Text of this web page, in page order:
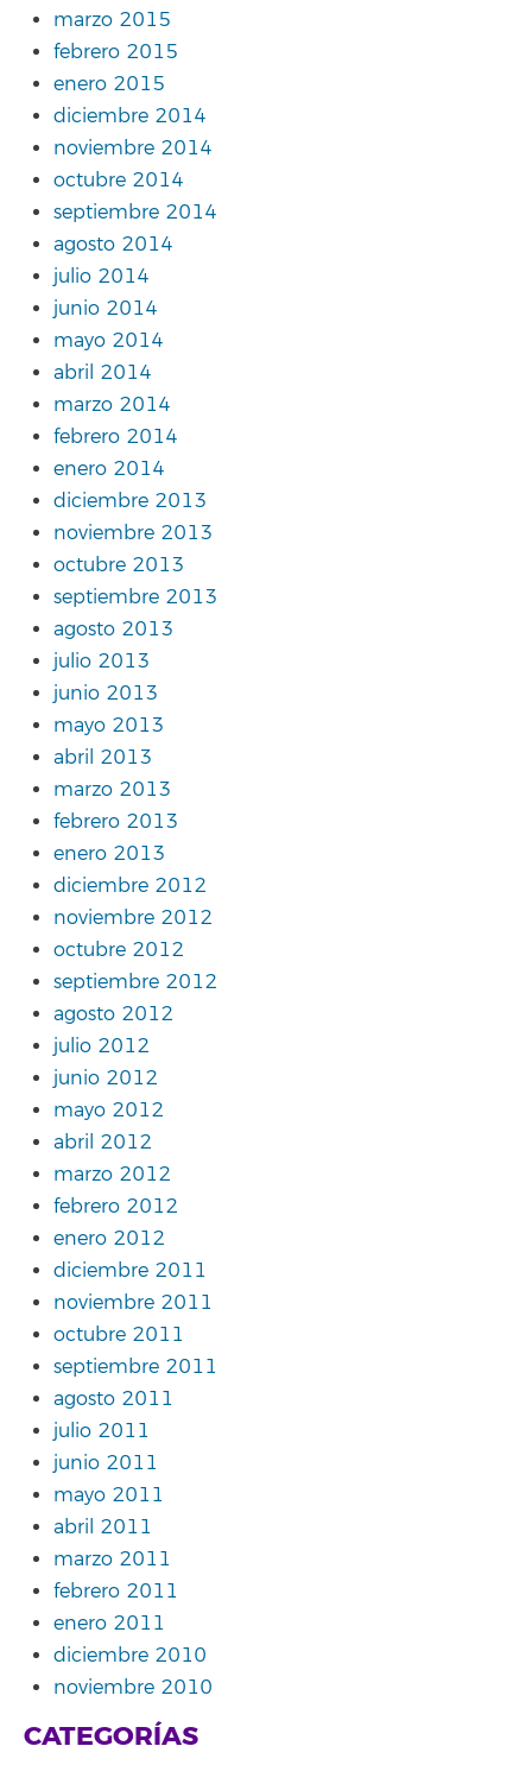
marzo 2015
febrero 2015
enero 2015
diciembre 2014
noviembre 2014
octubre 2014
septiembre 2014
agosto 2014
julio 2014
junio 2014
mayo 2014
abril 2014
marzo 2014
febrero 2014
enero 2014
diciembre 2013
noviembre 2013
octubre 2013
septiembre 2013
agosto 2013
julio 2013
junio 2013
mayo 2013
abril 2013
marzo 2013
febrero 2013
enero 2013
diciembre 2012
noviembre 2012
octubre 2012
septiembre 2012
agosto 2012
julio 2012
junio 2012
mayo 2012
abril 2012
marzo 2012
febrero 2012
enero 2012
diciembre 2011
noviembre 2011
octubre 2011
septiembre 2011
agosto 2011
julio 2011
junio 2011
mayo 2011
abril 2011
marzo 2011
febrero 2011
enero 2011
diciembre 2010
noviembre 2010
CATEGORÍAS